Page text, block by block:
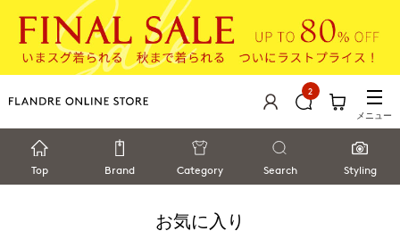
2
メニュー
Top Brand Category Search Styling
お気に入り